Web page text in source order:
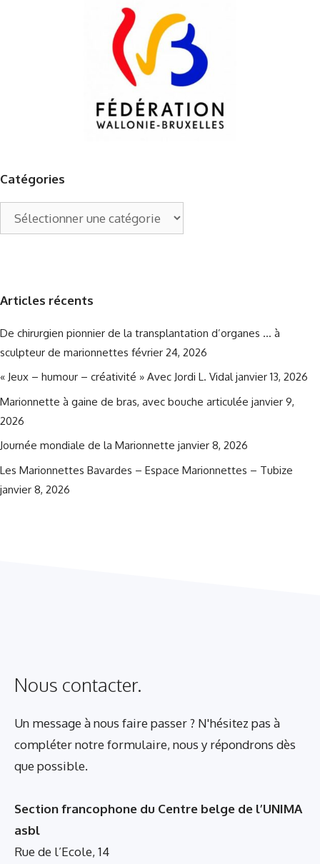
Catégories
Catégories
Articles récents
De chirurgien pionnier de la transplantation d’organes … à
sculpteur de marionnettes février 24, 2026
« Jeux – humour – créativité » Avec Jordi L. Vidal janvier 13, 2026
Marionnette à gaine de bras, avec bouche articulée janvier 9,
2026
Journée mondiale de la Marionnette janvier 8, 2026
Les Marionnettes Bavardes – Espace Marionnettes – Tubize
janvier 8, 2026
Nous contacter.
Un message à nous faire passer ? N'hésitez pas à
compléter notre formulaire, nous y répondrons dès
que possible.
Section francophone du Centre belge de l’UNIMA
asbl
Rue de l’Ecole, 14